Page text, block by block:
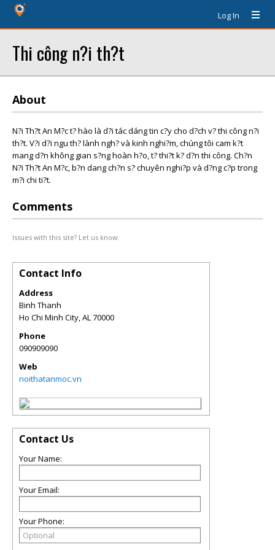
Log In
Thi công n?i th?t
About
N?i Th?t An M?c t? hào là d?i tác dáng tin c?y cho d?ch v? thi công n?i
th?t. V?i d?i ngu th? lành ngh? và kinh nghi?m, chúng tôi cam k?t
mang d?n không gian s?ng hoàn h?o, t? thi?t k? d?n thi công. Ch?n
N?i Th?t An M?c, b?n dang ch?n s? chuyên nghi?p và d?ng c?p trong
m?i chi ti?t.
Comments
Issues with this site? Let us know.
Contact Info
Address
Binh Thanh
Ho Chi Minh City,AL70000
Phone
090909090
Web
noithatanmoc.vn
Contact Us
Your Name:
Your Email:
Your Phone: